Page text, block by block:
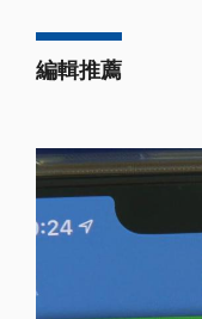
編輯推薦